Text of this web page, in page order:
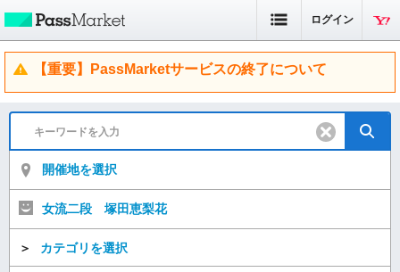
ログイン
【重要】PassMarketサービスの終了について
開催地を選択
女流二段 塚田恵梨花
＞ カテゴリを選択